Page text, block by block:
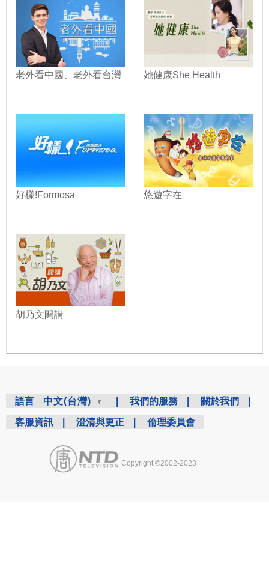
老外看中國、老外看台灣 她健康She Health
好樣!Formosa 悠遊字在
胡乃文開講
語言 中文(台灣) 我們的服務 關於我們
客服資訊 澄清與更正 倫理委員會
Copyright ©2002-2023